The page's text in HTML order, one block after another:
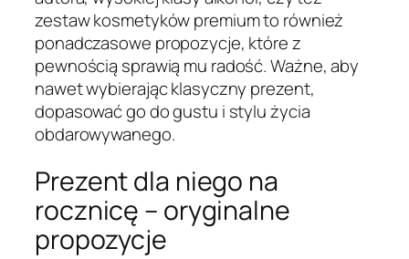
zestaw kosmetyków premium to również
ponadczasowe propozycje, które z
pewnością sprawią mu radość. Ważne, aby
nawet wybierając klasyczny prezent,
dopasować go do gustu i stylu życia
obdarowywanego.
Prezent dla niego na
rocznicę – oryginalne
propozycje